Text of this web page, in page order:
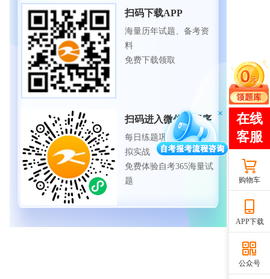
扫码下载APP
海量历年试题、备考资
料
免费下载领取
扫码进入微信小程序
每日练题巩固、考前模
拟实战
免费体验自考365海量试
题
购物车
APP下载
公众号